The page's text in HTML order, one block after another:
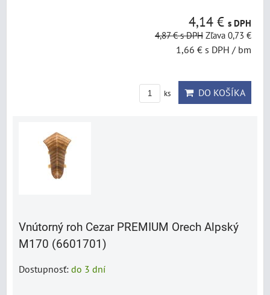
4,14 € s DPH
4,87 €s DPH Zľava 0,73 €
1,66 € s DPH / bm
ks DO KOŠÍKA
Vnútorný roh Cezar PREMIUM Orech Alpský
M170 (6601701)
Dostupnosť: do 3 dní